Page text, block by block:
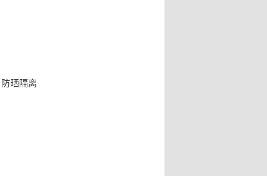
晒隔离